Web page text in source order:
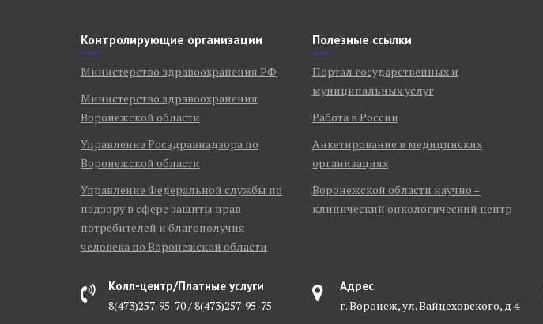
Контролирующие организации
Министерство здравоохранения РФ
Министерство здравоохранения
Воронежской области
Управление Росздравнадзора по
Воронежской области
Управление Федеральной службы по
надзору в сфере защиты прав
потребителей и благополучия
человека по Воронежской области
Полезные ссылки
Портал государственных и
муниципальных услуг
Работа в России
Анкетирование в медицинских
организациях
Воронежской области научно –
клинический онкологический центр
Колл-центр/Платные услуги
8(473)257-95-70 / 8(473)257-95-75
Адрес
г. Воронеж, ул. Вайцеховского, д 4